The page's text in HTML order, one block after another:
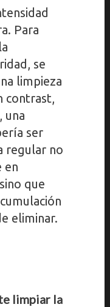
Para
se
limpieza
contrast,
una
ser
regular no
en
que
eliminar.
limpiar la